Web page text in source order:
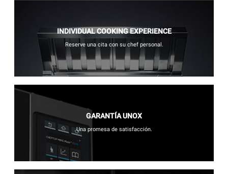
INDIVIDUAL COOKING EXPERIENCE
Reserve una cita con su chef personal.
GARANTÍA UNOX
Una promesa de satisfacción.